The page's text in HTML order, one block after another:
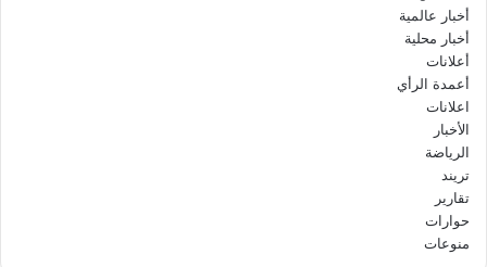
أخبار عالمية
أخبار محلية
أعلانات
أعمدة الرأي
اعلانات
الأخبار
الرياضة
تريند
تقارير
حوارات
منوعات